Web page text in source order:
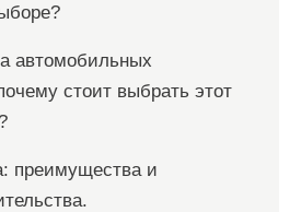
автомобильных
стоит выбрать этот
преимущества и